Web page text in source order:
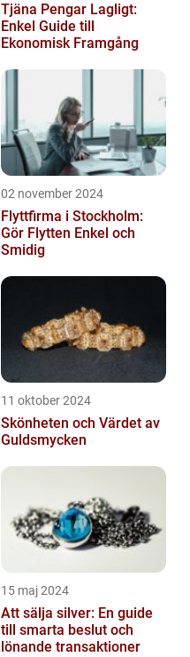
Tjäna Pengar Lagligt:
Enkel Guide till
Ekonomisk Framgång
02 november 2024
Flyttfirma i Stockholm:
Gör Flytten Enkel och
Smidig
11 oktober 2024
Skönheten och Värdet av
Guldsmycken
15 maj 2024
Att sälja silver: En guide
till smarta beslut och
lönande transaktioner